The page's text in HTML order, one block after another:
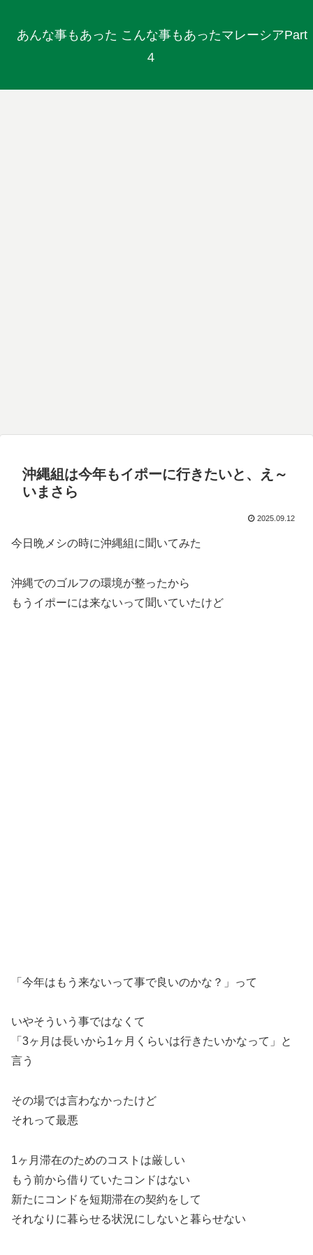
あんな事もあった こんな事もあったマレーシアPart
４
沖縄組は今年もイポーに行きたいと、え～
いまさら
2025.09.12
今日晩メシの時に沖縄組に聞いてみた
沖縄でのゴルフの環境が整ったから
もうイポーには来ないって聞いていたけど
「今年はもう来ないって事で良いのかな？」って
いやそういう事ではなくて
「3ヶ月は長いから1ヶ月くらいは行きたいかなって」と
言う
その場では言わなかったけど
それって最悪
1ヶ月滞在のためのコストは厳しい
もう前から借りていたコンドはない
新たにコンドを短期滞在の契約をして
それなりに暮らせる状況にしないと暮らせない